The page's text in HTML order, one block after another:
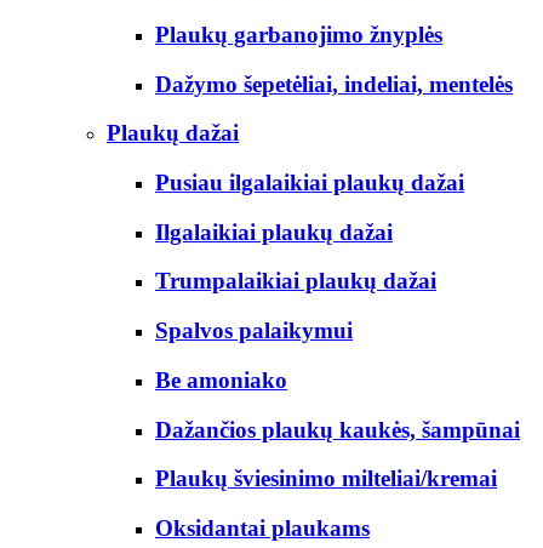
Plaukų garbanojimo žnyplės
Dažymo šepetėliai, indeliai, mentelės
Plaukų dažai
Pusiau ilgalaikiai plaukų dažai
Ilgalaikiai plaukų dažai
Trumpalaikiai plaukų dažai
Spalvos palaikymui
Be amoniako
Dažančios plaukų kaukės, šampūnai
Plaukų šviesinimo milteliai/kremai
Oksidantai plaukams